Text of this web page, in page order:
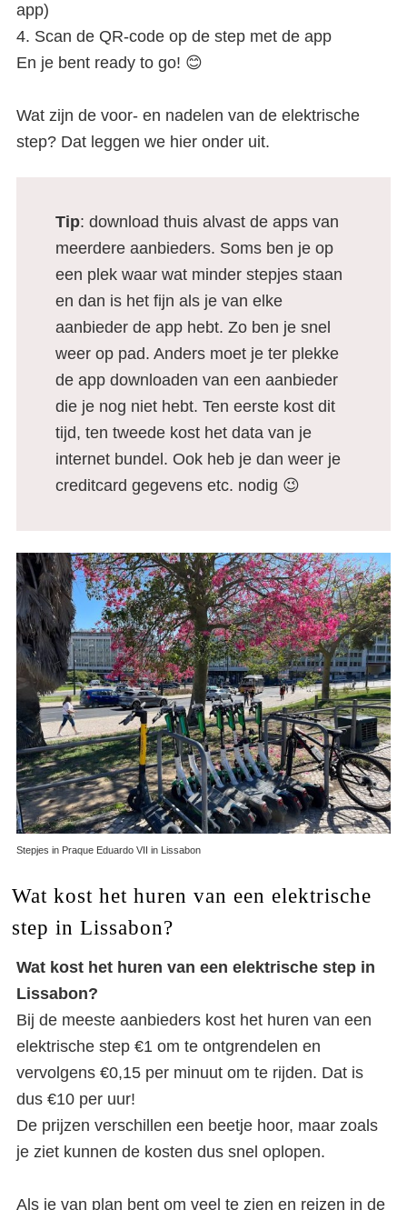
app)
4. Scan de QR-code op de step met de app
En je bent ready to go! 😊
Wat zijn de voor- en nadelen van de elektrische
step? Dat leggen we hier onder uit.
Tip: download thuis alvast de apps van
meerdere aanbieders. Soms ben je op
een plek waar wat minder stepjes staan
en dan is het fijn als je van elke
aanbieder de app hebt. Zo ben je snel
weer op pad. Anders moet je ter plekke
de app downloaden van een aanbieder
die je nog niet hebt. Ten eerste kost dit
tijd, ten tweede kost het data van je
internet bundel. Ook heb je dan weer je
creditcard gegevens etc. nodig 😉
Stepjes in Praque Eduardo VII in Lissabon
Wat kost het huren van een elektrische
step in Lissabon?
Wat kost het huren van een elektrische step in
Lissabon?
Bij de meeste aanbieders kost het huren van een
elektrische step €1 om te ontgrendelen en
vervolgens €0,15 per minuut om te rijden. Dat is
dus €10 per uur!
De prijzen verschillen een beetje hoor, maar zoals
je ziet kunnen de kosten dus snel oplopen.
Als je van plan bent om veel te zien en reizen in de